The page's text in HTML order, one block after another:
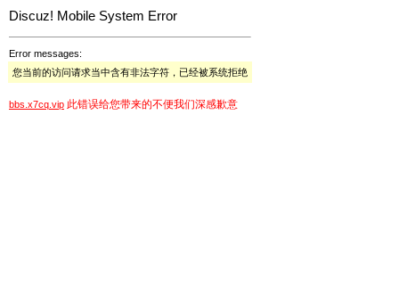
Discuz! Mobile System Error
Error messages:
您当前的访问请求当中含有非法字符，已经被系统拒绝
bbs.x7cq.vip 此错误给您带来的不便我们深感歉意